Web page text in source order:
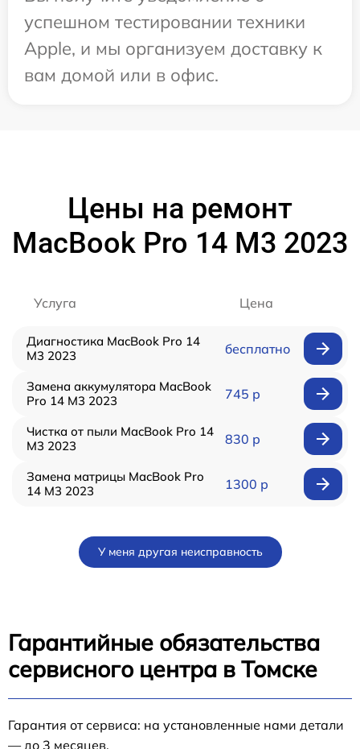
успешном тестировании техники
Apple, и мы организуем доставку к
вам домой или в офис.
Цены на ремонт
MacBook Pro 14 M3 2023
Услуга Цена
Диагностика MacBook Pro 14
M3 2023
бесплатно
Замена аккумулятора MacBook
Pro 14 M3 2023
745 р
Чистка от пыли MacBook Pro 14
M3 2023
830 р
Замена матрицы MacBook Pro
14 M3 2023
1300 р
У меня другая неисправность
Гарантийные обязательства
сервисного центра в Томске
Гарантия от сервиса: на установленные нами детали
— до 3 месяцев.